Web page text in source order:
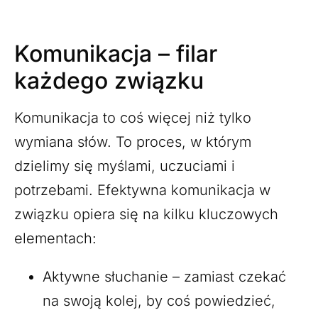
Komunikacja – filar
każdego związku
Komunikacja to coś więcej niż tylko
wymiana słów. To proces, w którym
dzielimy się myślami, uczuciami i
potrzebami. Efektywna komunikacja w
związku opiera się na kilku kluczowych
elementach:
Aktywne słuchanie – zamiast czekać
na swoją kolej, by coś powiedzieć,